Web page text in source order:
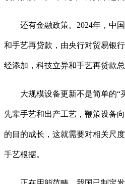
还有金融政策。2024年，中国
和手艺再贷款，由央行对贸易银
经添加，科技立异和手艺再贷款总
大规模设备更新不是简单的“
先辈手艺和出产工艺，鞭策设备
的目的成长，这就需要对相关尺
手艺根据。